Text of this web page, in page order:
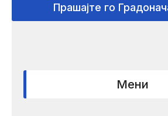
Прашајте го
Мени